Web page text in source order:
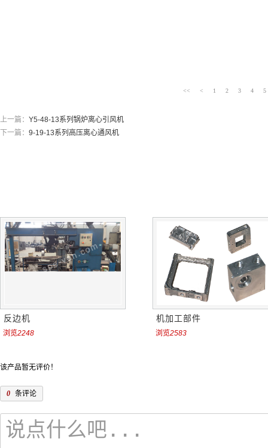
<< < 1 2 3 4 5
上一篇： Y5-48-13系列锅炉离心引风机
下一篇： 9-19-13系列高压离心通风机
反边机
浏览2248
机加工部件
浏览2583
该产品暂无评价！
0 条评论